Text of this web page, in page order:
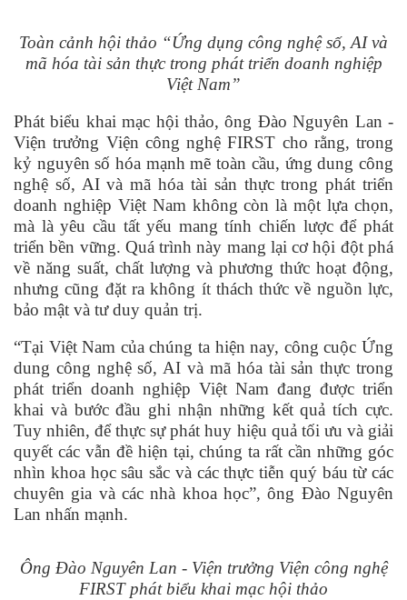
Toàn cảnh hội thảo “Ứng dụng công nghệ số, AI và
mã hóa tài sản thực trong phát triển doanh nghiệp
Việt Nam”
Phát biểu khai mạc hội thảo, ông Đào Nguyên Lan -
Viện trưởng Viện công nghệ FIRST cho rằng, trong
kỷ nguyên số hóa mạnh mẽ toàn cầu, ứng dung công
nghệ số, AI và mã hóa tài sản thực trong phát triển
doanh nghiệp Việt Nam không còn là một lựa chọn,
mà là yêu cầu tất yếu mang tính chiến lược để phát
triển bền vững. Quá trình này mang lại cơ hội đột phá
về năng suất, chất lượng và phương thức hoạt động,
nhưng cũng đặt ra không ít thách thức về nguồn lực,
bảo mật và tư duy quản trị.
“Tại Việt Nam của chúng ta hiện nay, công cuộc Ứng
dung công nghệ số, AI và mã hóa tài sản thực trong
phát triển doanh nghiệp Việt Nam đang được triển
khai và bước đầu ghi nhận những kết quả tích cực.
Tuy nhiên, để thực sự phát huy hiệu quả tối ưu và giải
quyết các vẫn đề hiện tại, chúng ta rất cần những góc
nhìn khoa học sâu sắc và các thực tiễn quý báu từ các
chuyên gia và các nhà khoa học”, ông Đào Nguyên
Lan nhấn mạnh.
Ông Đào Nguyên Lan - Viện trưởng Viện công nghệ
FIRST phát biểu khai mạc hội thảo